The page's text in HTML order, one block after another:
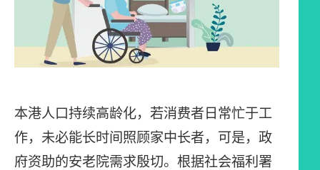
本港人口持续高龄化，若消费者日常忙于工
作，未必能长时间照顾家中长者，可是，政
府资助的安老院需求殷切。根据社会福利署